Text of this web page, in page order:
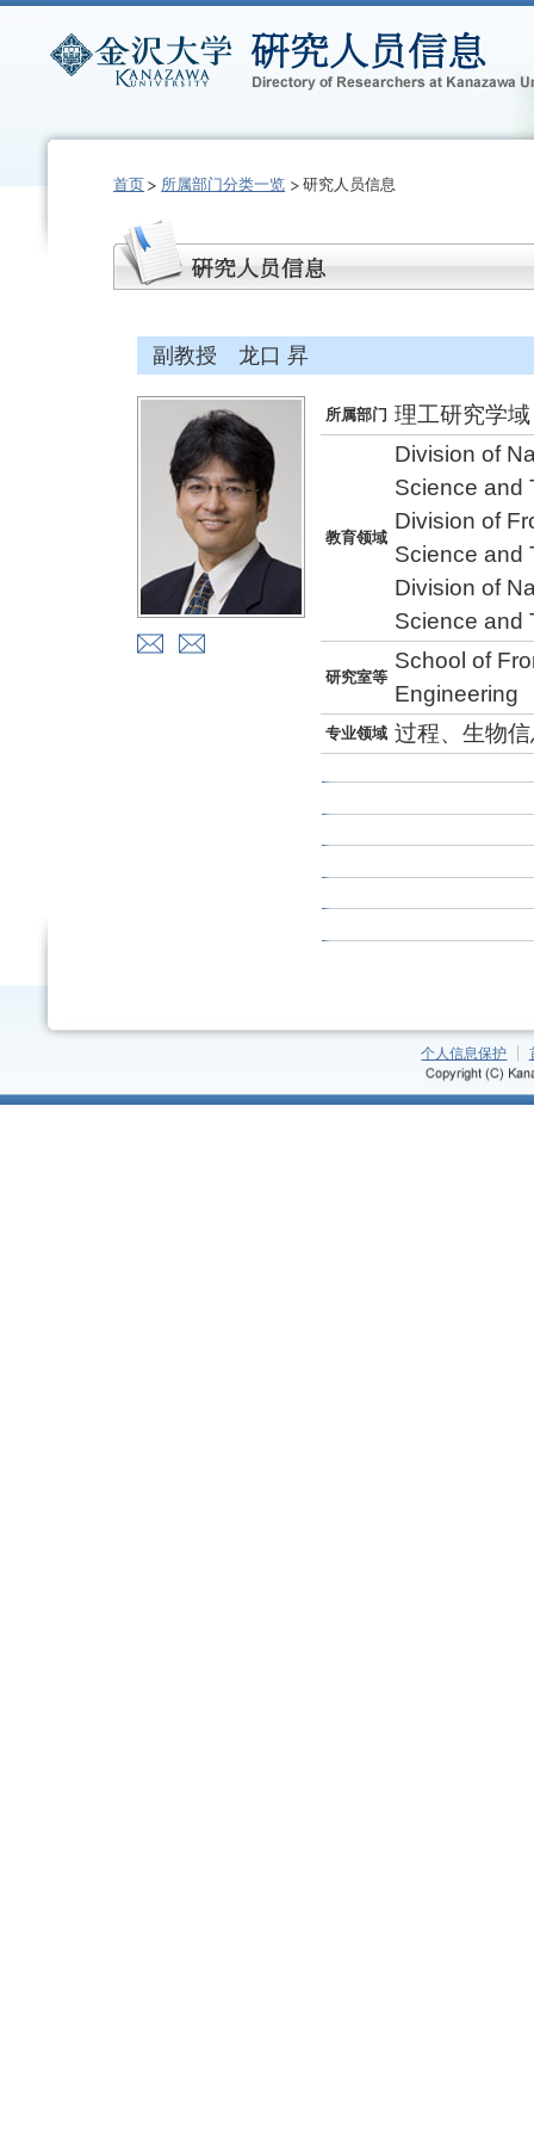
首页 所属部门分类一览 研究人员信息
副教授 龙口 昇
所属部门 理工研究学
教育领域
Division of
Science and
Division of
Science and
Division of
Science and
研究室等
School of
Engineering
专业领域 过程、生物
个人信息保护